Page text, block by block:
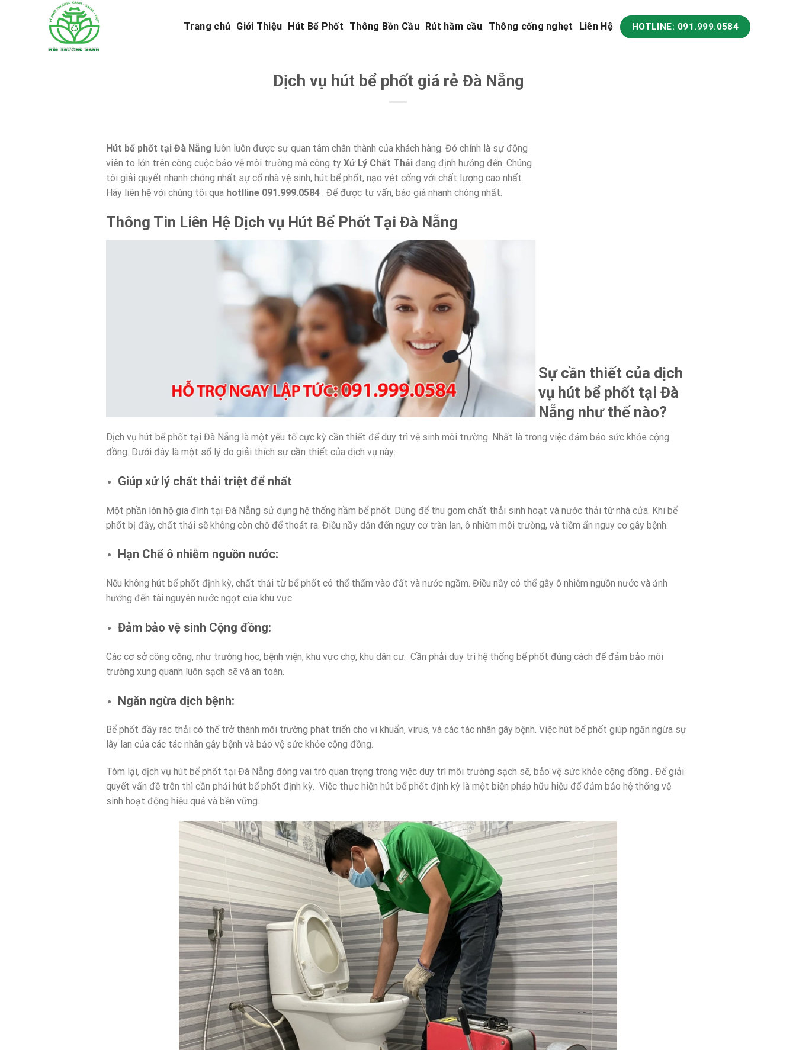
Trang chủ Giới Thiệu Hút Bể Phốt Thông Bồn Cầu Rút hầm cầu Thông cống nghẹt Liên Hệ HOTLINE: 091.999.0584
Dịch vụ hút bể phốt giá rẻ Đà Nẵng
Hút bể phốt tại Đà Nẵng luôn luôn được sự quan tâm chân thành của khách hàng. Đó chính là sự động
viên to lớn trên công cuộc bảo vệ môi trường mà công ty Xử Lý Chất Thảiđang định hướng đến. Chúng
tôi giải quyết nhanh chóng nhất sự cố nhà vệ sinh, hút bể phốt, nạo vét cống với chất lượng cao nhất.
Hãy liên hệ với chúng tôi qua hotlline 091.999.0584 . Để được tư vấn, báo giá nhanh chóng nhất.
Thông Tin Liên Hệ Dịch vụ Hút Bể Phốt Tại Đà Nẵng
Sự cần thiết của dịch
vụ hút bể phốt tại Đà
Nẵng như thế nào?
Dịch vụ hút bể phốt tại Đà Nẵng là một yếu tố cực kỳ cần thiết để duy trì vệ sinh môi trường. Nhất là trong việc đảm bảo sức khỏe cộng
đồng. Dưới đây là một số lý do giải thích sự cần thiết của dịch vụ này:
Giúp xử lý chất thải triệt để nhất
Một phần lớn hộ gia đình tại Đà Nẵng sử dụng hệ thống hầm bể phốt. Dùng để thu gom chất thải sinh hoạt và nước thải từ nhà cửa. Khi bể
phốt bị đầy, chất thải sẽ không còn chỗ để thoát ra. Điều nầy dẫn đến nguy cơ tràn lan, ô nhiễm môi trường, và tiềm ẩn nguy cơ gây bệnh.
Hạn Chế ô nhiễm nguồn nước:
Nếu không hút bể phốt định kỳ, chất thải từ bể phốt có thể thấm vào đất và nước ngầm. Điều nầy có thể gây ô nhiễm nguồn nước và ảnh
hưởng đến tài nguyên nước ngọt của khu vực.
Đảm bảo vệ sinh Cộng đồng:
Các cơ sở công cộng, như trường học, bệnh viện, khu vực chợ, khu dân cư. Cần phải duy trì hệ thống bể phốt đúng cách để đảm bảo môi
trường xung quanh luôn sạch sẽ và an toàn.
Ngăn ngừa dịch bệnh:
Bể phốt đầy rác thải có thể trở thành môi trường phát triển cho vi khuẩn, virus, và các tác nhân gây bệnh. Việc hút bể phốt giúp ngăn ngừa sự
lây lan của các tác nhân gây bệnh và bảo vệ sức khỏe cộng đồng.
Tóm lại, dịch vụ hút bể phốt tại Đà Nẵng đóng vai trò quan trọng trong việc duy trì môi trường sạch sẽ, bảo vệ sức khỏe cộng đồng . Để giải
quyết vấn đề trên thì cần phải hút bể phốt định kỳ. Việc thực hiện hút bể phốt định kỳ là một biện pháp hữu hiệu để đảm bảo hệ thống vệ
sinh hoạt động hiệu quả và bền vững.